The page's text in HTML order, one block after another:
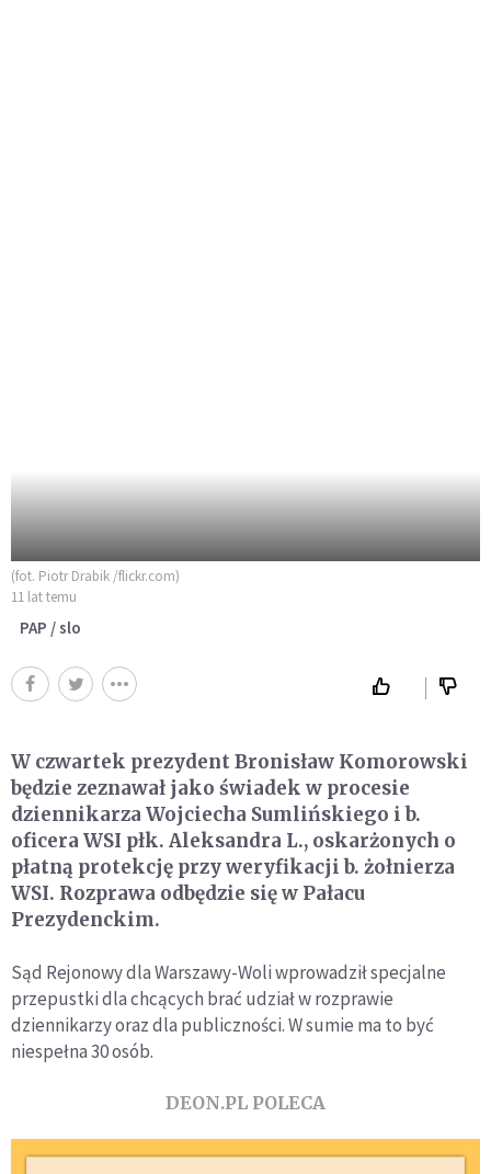
(fot. Piotr Drabik /flickr.com)
11 lat temu
PAP / slo
W czwartek prezydent Bronisław Komorowski
będzie zeznawał jako świadek w procesie
dziennikarza Wojciecha Sumlińskiego i b.
oficera WSI płk. Aleksandra L., oskarżonych o
płatną protekcję przy weryfikacji b. żołnierza
WSI. Rozprawa odbędzie się w Pałacu
Prezydenckim.
Sąd Rejonowy dla Warszawy-Woli wprowadził specjalne
przepustki dla chcących brać udział w rozprawie
dziennikarzy oraz dla publiczności. W sumie ma to być
niespełna 30 osób.
DEON.PL POLECA